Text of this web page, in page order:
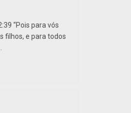
“Pois para vós
filhos, e para todos